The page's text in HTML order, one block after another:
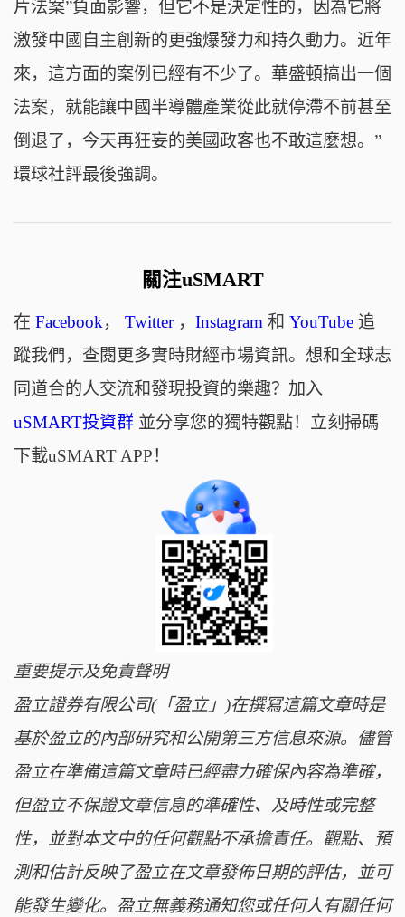
片法案”負面影響，但它不是決定性的，因為它將
激發中國自主創新的更強爆發力和持久動力。近年
來，這方面的案例已經有不少了。華盛頓搞出一個
法案，就能讓中國半導體產業從此就停滯不前甚至
倒退了，今天再狂妄的美國政客也不敢這麼想。”
環球社評最後強調。
關注uSMART
在 Facebook， Twitter， Instagram 和 YouTube追
蹤我們，查閱更多實時財經市場資訊。想和全球志
同道合的人交流和發現投資的樂趣？加入
uSMART投資群並分享您的獨特觀點！立刻掃碼
下載uSMART APP！
重要提示及免責聲明
盈立證券有限公司(「盈立」)在撰冩這篇文章時是
基於盈立的內部研究和公開第三方信息來源。儘管
盈立在準備這篇文章時已經盡力確保內容為準確，
但盈立不保證文章信息的準確性、及時性或完整
性，並對本文中的任何觀點不承擔責任。觀點、預
測和估計反映了盈立在文章發佈日期的評估，並可
能發生變化。盈立無義務通知您或任何人有關任何